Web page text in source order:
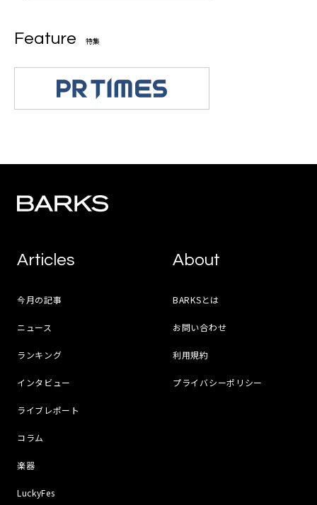
Feature 特集
Articles
今月の記事
ニュース
ランキング
インタビュー
ライブレポート
コラム
楽器
LuckyFes
About
BARKSとは
お問い合わせ
利用規約
プライバシーポリシー